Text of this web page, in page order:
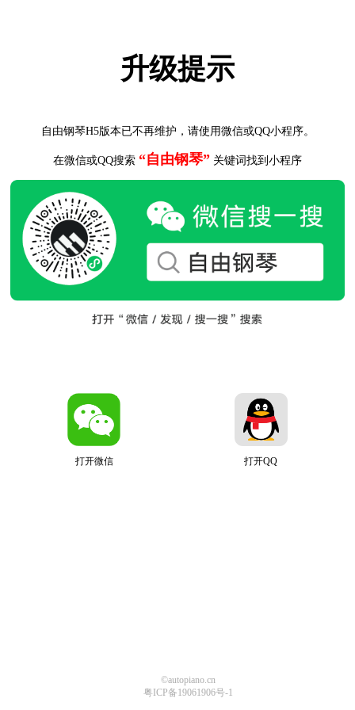
升级提示
自由钢琴H5版本已不再维护，请使用微信或QQ小程序。
在微信或QQ搜索 “自由钢琴” 关键词找到小程序
打开微信 打开QQ
©autopiano.cn
粤ICP备19061906号-1